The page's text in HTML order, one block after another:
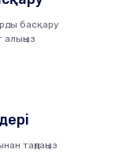
басқару
таңдаңыз